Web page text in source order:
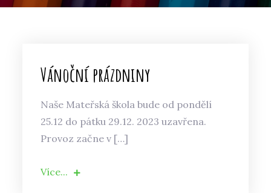
Vánoční prázdniny
Naše Mateřská škola bude od pondělí
25.12 do pátku 29.12. 2023 uzavřena.
Provoz začne v […]
Více...